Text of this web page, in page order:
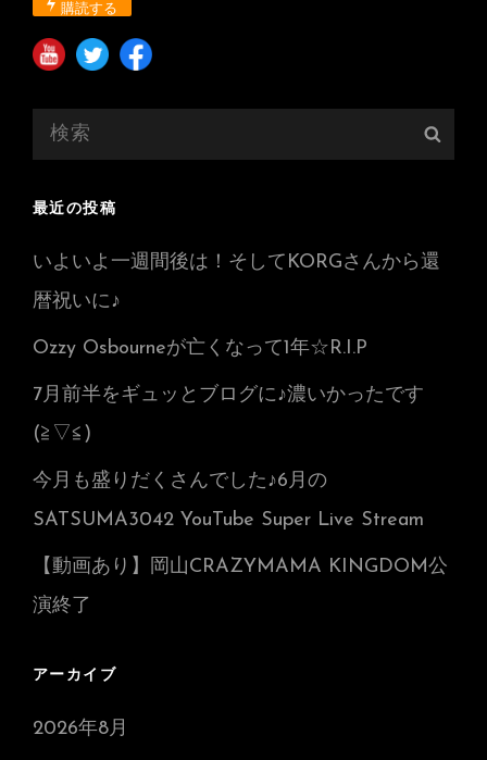
購読する
最近の投稿
いよいよ一週間後は！そしてKORGさんから還
暦祝いに♪
Ozzy Osbourneが亡くなって1年☆R.I.P
7月前半をギュッとブログに♪濃いかったです
(≧▽≦)
今月も盛りだくさんでした♪6月の
SATSUMA3042 YouTube Super Live Stream
【動画あり】岡山CRAZYMAMA KINGDOM公
演終了
アーカイブ
2026年8月